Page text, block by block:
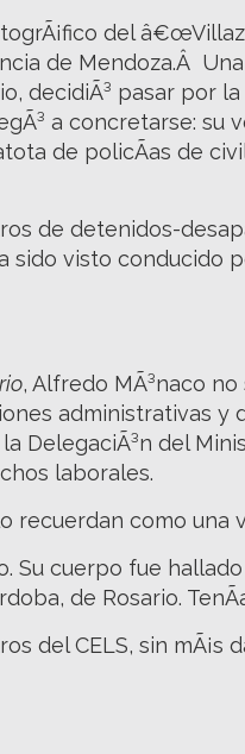
del
de Mendoza.Â
decidiÃ³ pasar por
a concretarse: su
de policÃ­as de
de detenidos-
sido visto
, Alfredo MÃ³naco
administrativas y
DelegaciÃ³n del
laborales.
recuerdan como
Su cuerpo fue
de Rosario.
del CELS, sin mÃ¡s